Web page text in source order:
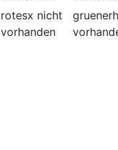
rotesx nicht
vorhanden